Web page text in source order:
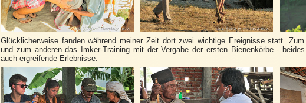
Glücklicherweise fanden während meiner Zeit dort zwei wichtige Ereignisse statt.
und zum anderen das Imker-Training mit der Vergabe der ersten Bienenkörbe -
auch ergreifende Erlebnisse.